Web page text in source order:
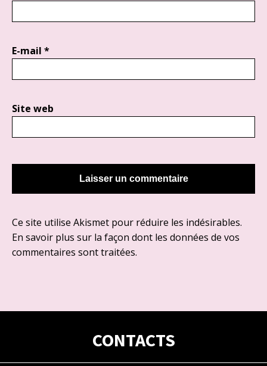
E-mail *
Site web
Ce site utilise Akismet pour réduire les indésirables.
En savoir plus sur la façon dont les données de vos
commentaires sont traitées.
CONTACTS